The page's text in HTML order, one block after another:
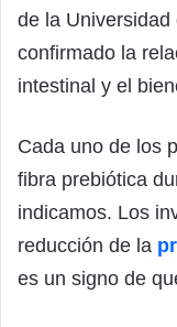
de la
confirmado la
intestinal y el
Cada uno de los
fibra prebiótica
indicamos. Los
reducción de la
es un signo de